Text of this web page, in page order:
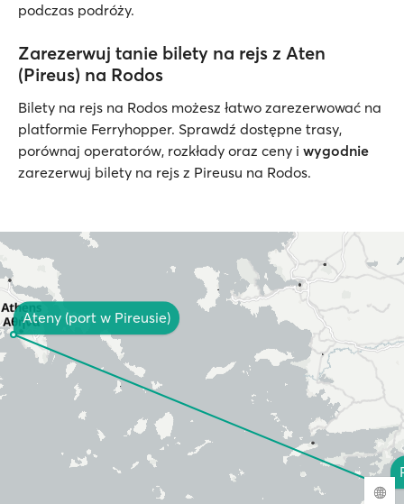
podczas podróży.
Zarezerwuj tanie bilety na rejs z Aten
(Pireus) na Rodos
Bilety na rejs na Rodos możesz łatwo zarezerwować na
platformie Ferryhopper. Sprawdź dostępne trasy,
porównaj operatorów, rozkłady oraz ceny i wygodnie
zarezerwuj bilety na rejs z Pireusu na Rodos.
Ateny (port w Pireusie)